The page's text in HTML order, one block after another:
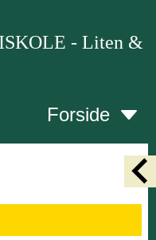
- Liten &
Forside